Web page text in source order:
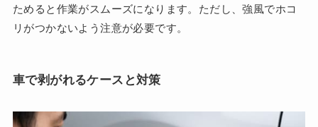
ためると作業がスムーズになります。ただし、強風でホコ
リがつかないよう注意が必要です。
車で剥がれるケースと対策